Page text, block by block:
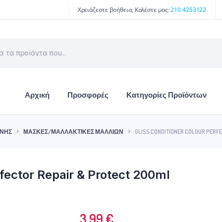
Χρειάζεστε βοήθεια; Καλέστε μας:210 4253122
Αρχική Προσφορές Κατηγορίες Προϊόντων
ΜΆΣΚΕΣ/ΜΑΛΛΑΚΤΙΚΈΣ ΜΑΛΛΙΏΝ GLISS CONDITIONER COLOUR
Repair & Protect 200ml